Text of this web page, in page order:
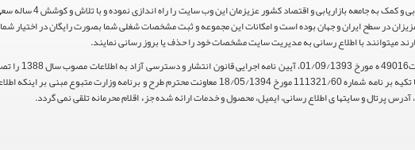
پرتال مشاغل ایران در جهت رشد
در سطح ایران و جهان بوده است و امکانات این مجموعه و ثبت مشخصات شغلی شما بصورت رایگان در اختیار
میتوانند با اطلاع رسانی به مدیریت سایت مشخصات خود را حذف یا بروز رسانی نمایند.
هیئت محترم دولت
استناد مواد 5 و 9 آیین نامه اجرایی و همچنین با تکیه بر نامه شماره 111321/60 مورخ 18/05/1394 معاونت محترم طرح
پرتال و سایتها ی اطلاع رسانی، ایمیل، محصول و خدمات ارائه شده جزء اقلام محرمانه تلقی نمی گردد.